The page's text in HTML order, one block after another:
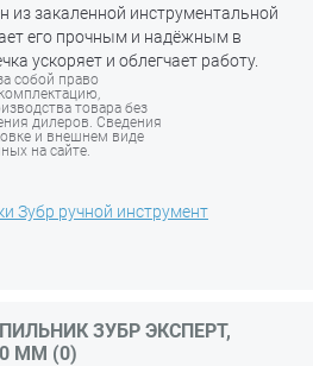
из закаленной инструментальной
его прочным и надёжным в
ускоряет и облегчает работу.
собой право
товара без
дилеров. Сведения
и внешнем виде
на сайте.
Зубр ручной инструмент
ЗУБР ЭКСПЕРТ,
ММ (0)